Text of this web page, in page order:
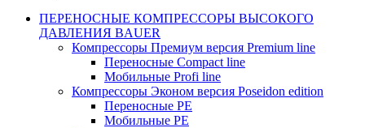
ПЕРЕНОСНЫЕ КОМПРЕССОРЫ ВЫСОКОГО
ДАВЛЕНИЯ BAUER
Компрессоры Премиум версия Premium line
Переносные Compact line
Мобильные Profi line
Компрессоры Эконом версия Poseidon edition
Переносные PE
Мобильные PE